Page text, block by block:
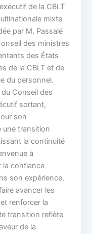
de la CBLT
mixte
par M. Passalé
des ministres
des États
de la CBLT et de
du personnel.
Conseil des
sortant,
son
une transition
la continuité
à
la confiance
son expérience,
avancer les
renforcer la
transition reflète
de la